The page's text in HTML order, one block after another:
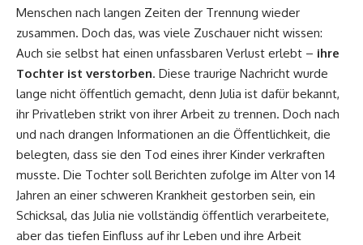
Menschen nach langen Zeiten der Trennung wieder
zusammen. Doch das, was viele Zuschauer nicht wissen:
Auch sie selbst hat einen unfassbaren Verlust erlebt – ihre
Tochter ist verstorben. Diese traurige Nachricht wurde
lange nicht öffentlich gemacht, denn Julia ist dafür bekannt,
ihr Privatleben strikt von ihrer Arbeit zu trennen. Doch nach
und nach drangen Informationen an die Öffentlichkeit, die
belegten, dass sie den Tod eines ihrer Kinder verkraften
musste. Die Tochter soll Berichten zufolge im Alter von 14
Jahren an einer schweren Krankheit gestorben sein, ein
Schicksal, das Julia nie vollständig öffentlich verarbeitete,
aber das tiefen Einfluss auf ihr Leben und ihre Arbeit